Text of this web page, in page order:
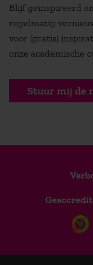
Blijf geïnspireerd
regelmatig
voor (gratis)
onze academische
Stuur mij de